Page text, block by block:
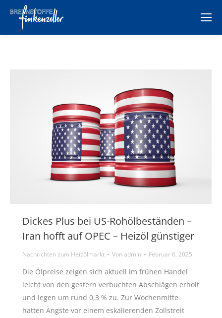
Dickes Plus bei US-Rohölbeständen –
Iran hofft auf OPEC – Heizöl günstiger
Nachrichten zum Heizölmarkt Vonadmin Februar 6, 2025
Die Ölpreise zeigen sich aktuell im frühen Handel
leicht von den gestern verbuchten Abschlägen erholt
und legen um rund 0,3 % zu. Zur Wochenmitte
hatten Ängste vor einem eskalierenden Zollstreit